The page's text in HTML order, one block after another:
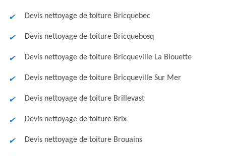
Devis nettoyage de toiture Bricquebec
Devis nettoyage de toiture Bricquebosq
Devis nettoyage de toiture Bricqueville La Blouette
Devis nettoyage de toiture Bricqueville Sur Mer
Devis nettoyage de toiture Brillevast
Devis nettoyage de toiture Brix
Devis nettoyage de toiture Brouains